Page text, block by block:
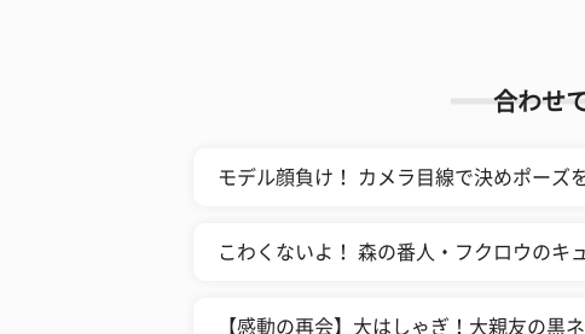
合わせ
モデル顔負け！ カメラ目線で決めポー
こわくないよ！ 森の番人・フクロウのキ
【感動の再会】大はしゃぎ！大親友の黒